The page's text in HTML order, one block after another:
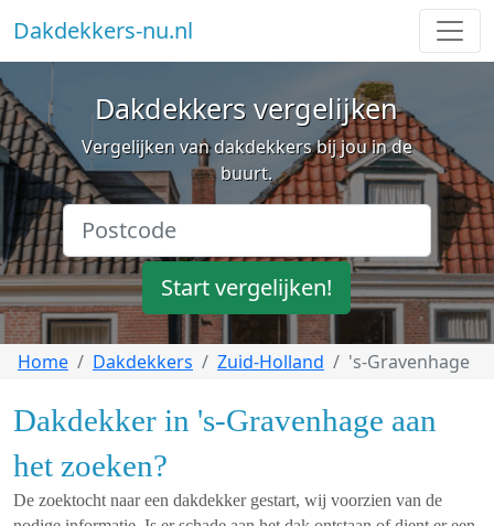
Dakdekkers-nu.nl
Dakdekkers vergelijken
Vergelijken van dakdekkers bij jou in de
buurt.
Start vergelijken!
Home Dakdekkers Zuid-Holland 's-Gravenhage
Dakdekker in 's-Gravenhage aan
het zoeken?
De zoektocht naar een dakdekker gestart, wij voorzien van de